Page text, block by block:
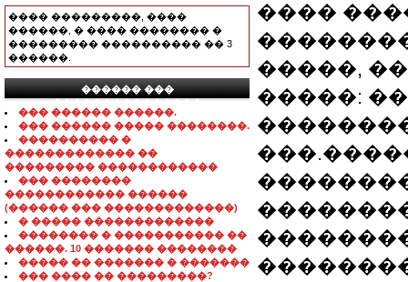
���� ���������, ����
������, � ���� �������� �
��������� ���������� �� 3
������.
������ ���
���������������
��� ������ ������.
��� ������ ����� ��������.
���������� �
������������� ��
��������� ������������
��� ��������
������������ ������
(������ ��� �������������)
� ����� �������������
�������� � ����������� ��
������. 10 ������� ��������
����� �� ������� � �������
��� ���� �� ���������?
����
�����,
�����: